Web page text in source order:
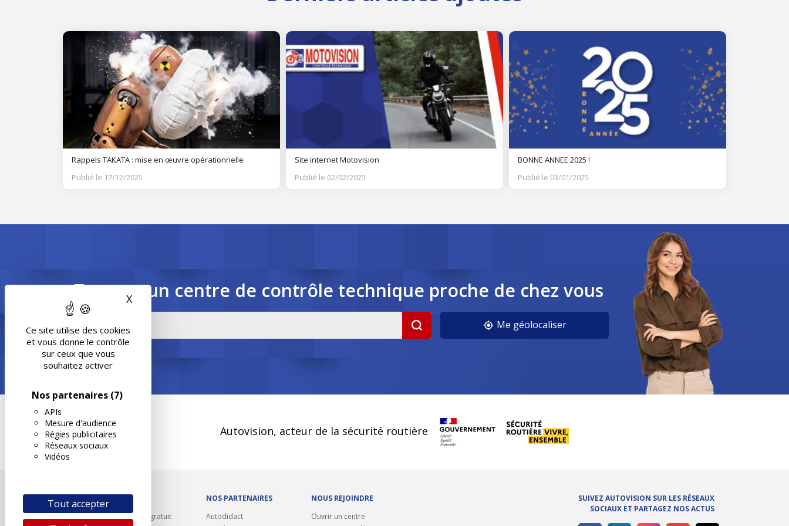
Ce site utilise des cookies
et vous donne le contrôle
sur ceux que vous
souhaitez activer
Nos partenaires (7)
APIs
Mesure d'audience
Régies publicitaires
Réseaux sociaux
Vidéos
Tout accepter
X Masquer le bandeau des cookies
Rappels TAKATA : mise en œuvre opérationnelle
Publié le 17/12/2025
Site internet Motovision
Publié le 02/02/2025
BONNE ANNEE 2025 !
Publié le 03/01/2025
Trouvez un centre de contrôle technique proche de chez vous
Me géolocaliser
Autovision, acteur de la sécurité routière
Rappel contrôle technique gratuit
NOS PARTENAIRES
Autodidact
NOUS REJOINDRE
Ouvrir un centre
SUIVEZ AUTOVISION SUR LES RÉSEAUX
SOCIAUX ET PARTAGEZ NOS ACTUS